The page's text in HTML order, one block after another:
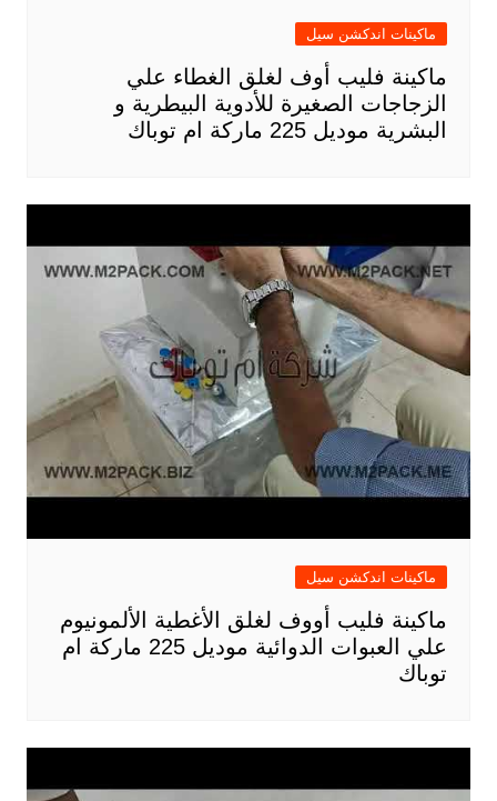
ماكينات اندكشن سيل
ماكينة فليب أوف لغلق الغطاء علي
الزجاجات الصغيرة للأدوية البيطرية و
البشرية موديل 225 ماركة ام توباك
ماكينات اندكشن سيل
ماكينة فليب أووف لغلق الأغطية الألمونيوم
علي العبوات الدوائية موديل 225 ماركة ام
توباك